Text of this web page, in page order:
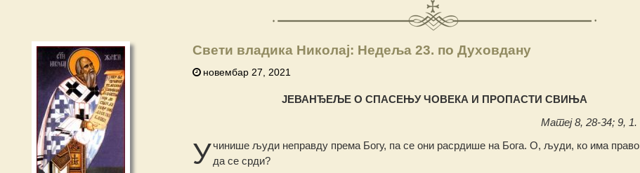
Свети владика Николај: Недеља 23. по Духовдану
новембар 27, 2021
ЈЕВАНЂЕЉЕ О СПАСЕЊУ ЧОВЕКА И ПРОПАСТИ СВИЊА
Матеј 8, 28-34; 9, 1.
Учинише људи неправду према Богу, па се они расрдише на Бога. О, људи, ко има право
да се срди?